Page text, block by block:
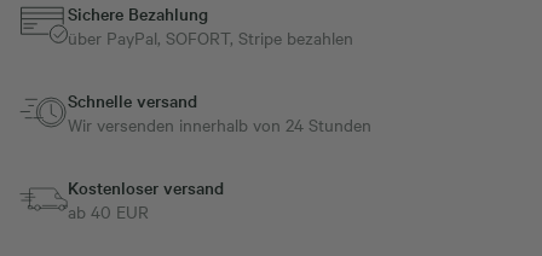
Sichere Bezahlung
über PayPal, SOFORT, Stripe bezahlen
Schnelle versand
Wir versenden innerhalb von 24 Stunden
Kostenloser versand
ab 40 EUR